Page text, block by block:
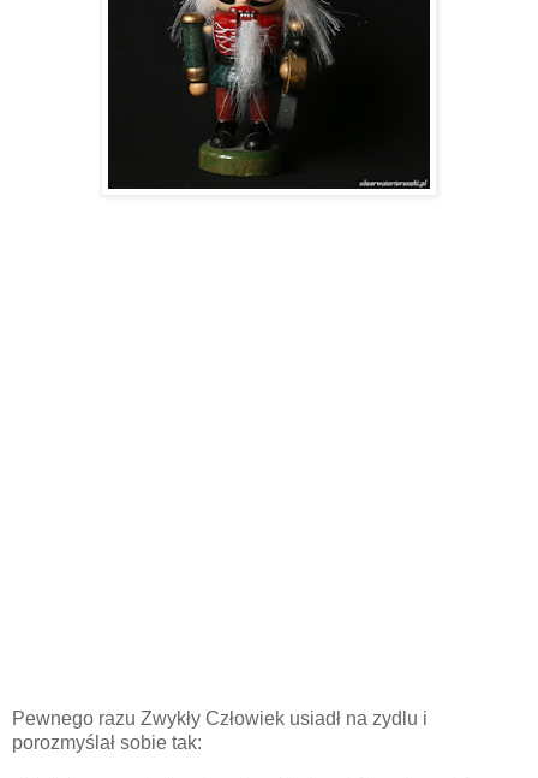
Pewnego razu Zwykły Człowiek usiadł na zydlu i
porozmyślał sobie tak: